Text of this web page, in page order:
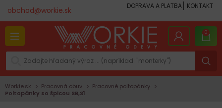
obchod@workie.sk DOPRAVA A PLATBA KONTAKT
0
Workie.sk Pracovná obuv
Pracovné poltopánky
Poltopánky so špicou SB,S1